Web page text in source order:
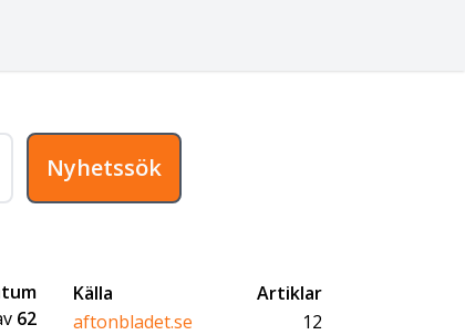
Nyhetssök
62
Källa
Artiklar
aftonbladet.se
12